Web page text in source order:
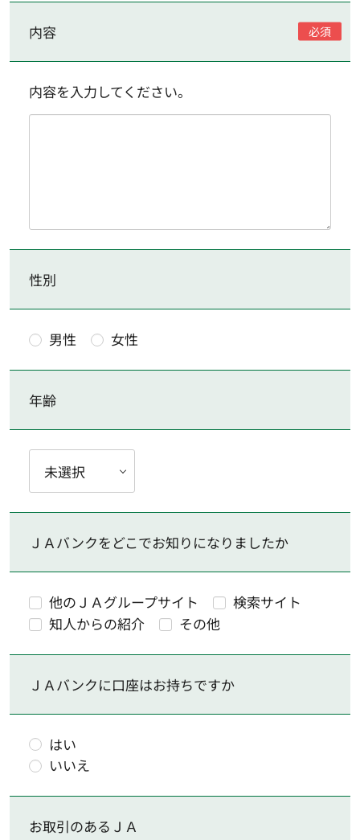
内容
内容を入力してください。
性別
男性 女性
年齢
ＪＡバンクをどこでお知りになりましたか
他のＪＡグループサイト
検索サイト
知人からの紹介
その他
ＪＡバンクに口座はお持ちですか
はい
いいえ
お取引のあるＪＡ